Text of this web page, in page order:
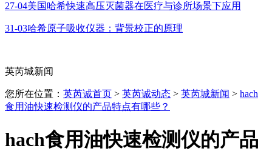
27-04美国哈希快速高压灭菌器在医疗与诊所场景下应用
31-03哈希原子吸收仪器：背景校正的原理
英芮城新闻
您所在位置： 英芮诚首页 > 英芮诚动态 > 英芮城新闻 > hach
食用油快速检测仪的产品特点有哪些？
hach食用油快速检测仪的产品